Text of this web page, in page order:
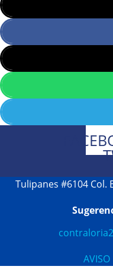
Tulipanes #6104 Col.
AVISO